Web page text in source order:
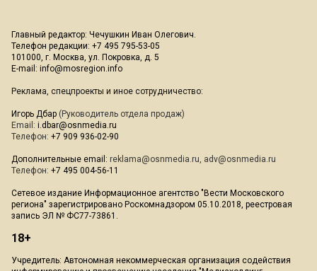
Главный редактор: Чечушкин Иван Олегович.
Телефон редакции: +7 495 795-53-05
101000, г. Москва, ул. Покровка, д. 5
E-mail: info@mosregion.info
Реклама, спецпроекты и иное сотрудничество:
Игорь Дбар (Руководитель отдела продаж)
Email: i.dbar@osnmedia.ru
Телефон: +7 909 936-02-90
Дополнительные email: reklama@osnmedia.ru, adv@osnmedia.ru
Телефон: +7 495 004-56-11
Сетевое издание Информационное агентство "Вести Московского
региона" зарегистрировано Роскомнадзором 05.10.2018, реестровая
запись ЭЛ № ФС77-73861.
18+
Учредитель: Автономная некоммерческая организация содействия